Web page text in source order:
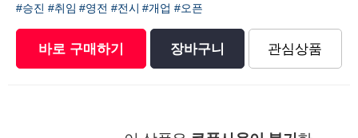
#승진 #취임 #영전 #전시 #개업 #오픈
바로 구매하기 장바구니 관심상품